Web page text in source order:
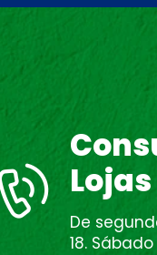
Lojas
De
18.